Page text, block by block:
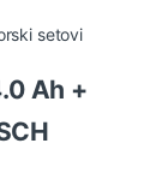
setovi
Ah +